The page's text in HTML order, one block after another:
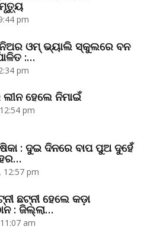
ମୃତ୍ୟୁ
pm
ଓମ୍‌ ଭ୍ୟାଲି ସ୍କୁଲରେ ବନ
:…
pm
ହେଲେ ନିମାଇଁ
pm
: ଦୁଇ ଦିନରେ ବାପ ପୁଅ ଦୁହେଁ
12:57 pm
ଛଟ୍‌ନୀ ହେଲେ କଡ଼ା
: ଜିଲ୍ଲା…
am